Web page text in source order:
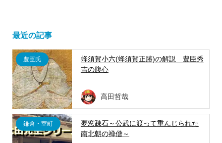
最近の記事
豊臣氏
蜂須賀小六(蜂須賀正勝)の解説 豊臣秀
吉の腹心
高田哲哉
鎌倉・室町
夢窓疎石～公武に渡って重んじられた
南北朝の禅僧～